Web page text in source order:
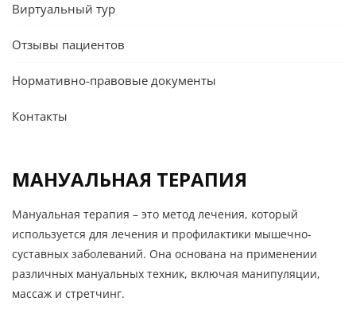
Виртуальный тур
Отзывы пациентов
Нормативно-правовые документы
Контакты
МАНУАЛЬНАЯ ТЕРАПИЯ
Мануальная терапия – это метод лечения, который
используется для лечения и профилактики мышечно-
суставных заболеваний. Она основана на применении
различных мануальных техник, включая манипуляции,
массаж и стретчинг.